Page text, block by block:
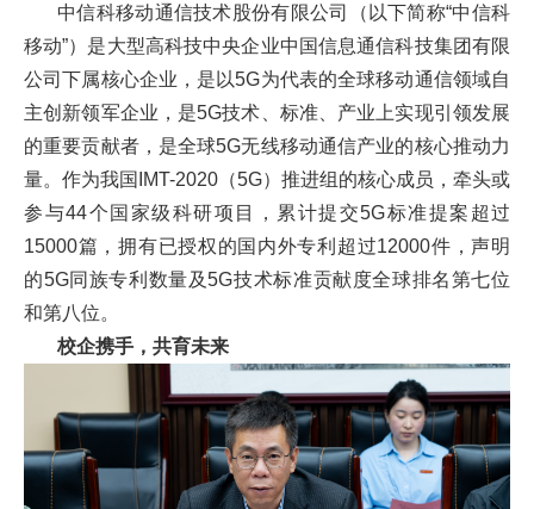
业
息
培
训
中
心
才
中信科移动通信技术股份有限公司（以下简称“中信科
移动”）是大型高科技中央企业中国信息通信科技集团有限
公司下属核心企业，是以5G为代表的全球移动通信领域自
主创新领军企业，是5G技术、标准、产业上实现引领发展
的重要贡献者，是全球5G无线移动通信产业的核心推动力
量。作为我国IMT-2020（5G）推进组的核心成员，牵头或
参与44个国家级科研项目，累计提交5G标准提案超过
15000篇，拥有已授权的国内外专利超过12000件，声明
的5G同族专利数量及5G技术标准贡献度全球排名第七位
和第八位。
校企携手，共育未来